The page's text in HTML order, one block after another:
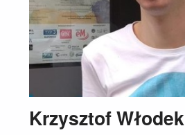
Krzysztof Włodek